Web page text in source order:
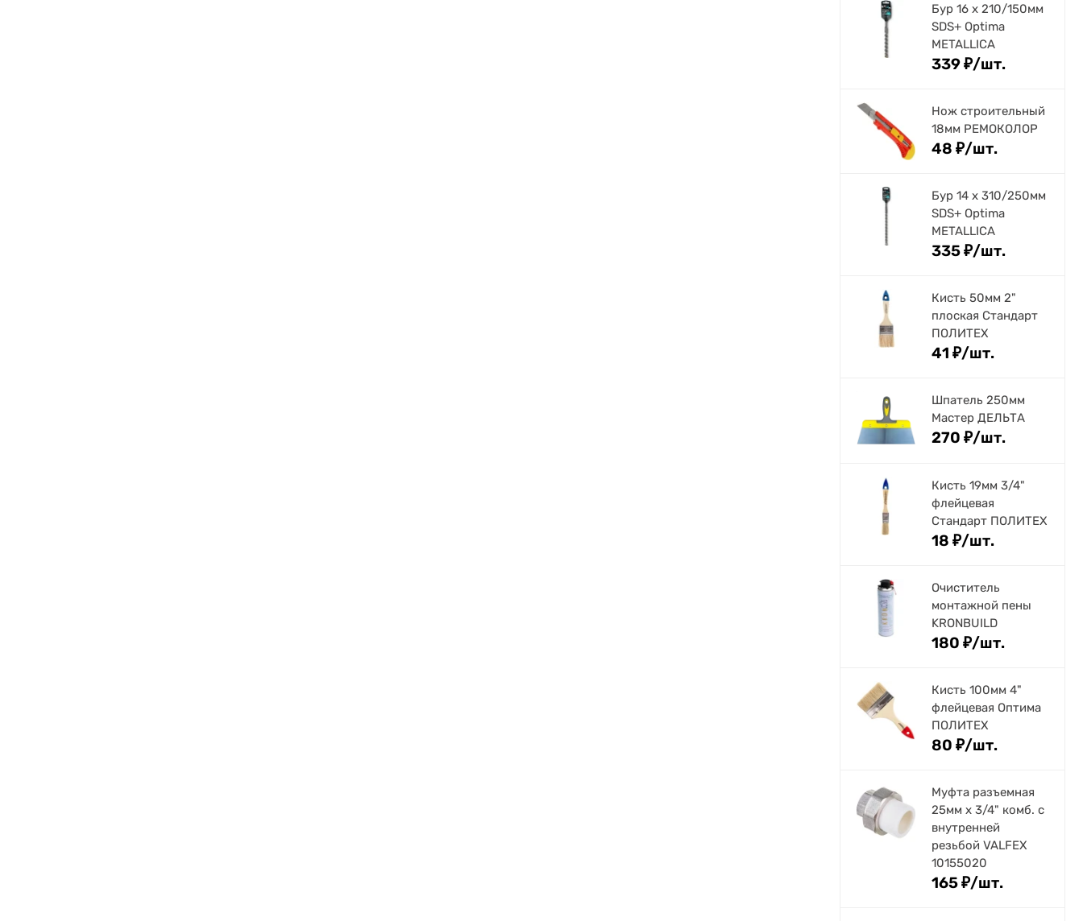
Бур 16 х 210/150мм
SDS+ Optima
METALLICA
339₽/шт.
Нож строительный
18мм РЕМОКОЛОР
48 ₽/шт.
Бур 14 х 310/250мм
SDS+ Optima
METALLICA
335₽/шт.
Кисть 50мм 2"
плоская Стандарт
ПОЛИТЕХ
41 ₽/шт.
Шпатель 250мм
Мастер ДЕЛЬТА
270 ₽/шт.
Кисть 19мм 3/4"
флейцевая
Стандарт ПОЛИТЕХ
18 ₽/шт.
Очиститель
монтажной пены
KRONBUILD
180 ₽/шт.
Кисть 100мм 4"
флейцевая Оптима
ПОЛИТЕХ
80 ₽/шт.
Муфта разъемная
25мм х 3/4" комб. с
внутренней
резьбой VALFEX
10155020
165₽/шт.